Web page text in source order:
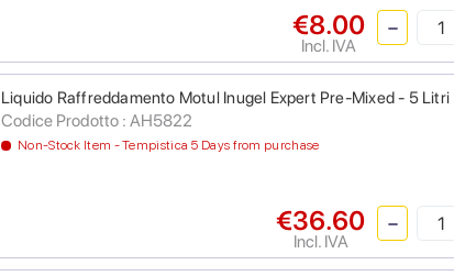
€8.00
Incl. IVA
Liquido Raffreddamento Motul Inugel Expert Pre-Mixed - 5 Litri
Codice Prodotto : AH5822
Non-Stock Item - Tempistica 5 Days from purchase
€36.60
Incl. IVA